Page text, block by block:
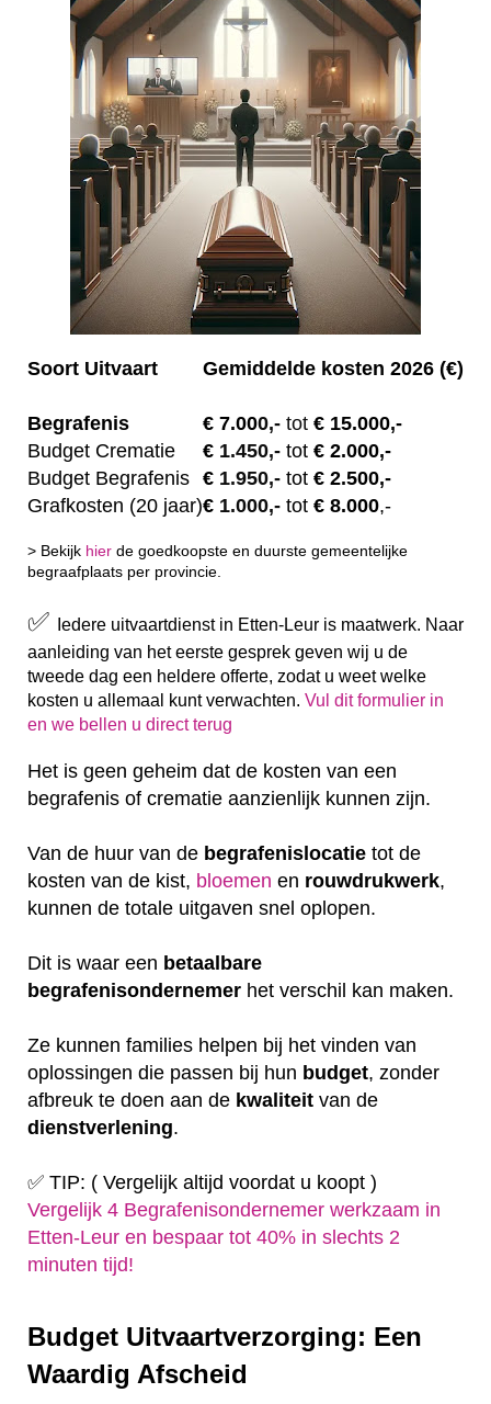
Soort Uitvaart Gemiddelde kosten 2026 (€)
Begrafenis € 7.000,- tot € 15.000,-
Budget Crematie
€ 1.450,- tot € 2.000,-
Budget Begrafenis € 1.950,- tot € 2.500,-
Grafkosten (20 jaar)€ 1.000,- tot € 8.000,-
> Bekijk hier de goedkoopste en duurste gemeentelijke
begraafplaats per provincie.
✅
Iedere uitvaartdienst in Etten-Leur is maatwerk. Naar
aanleiding van het eerste gesprek geven wij u de
tweede dag een heldere offerte, zodat u weet welke
kosten u allemaal kunt verwachten. Vul dit formulier in
en we bellen u direct terug
Het is geen geheim dat de kosten van een
begrafenis of crematie aanzienlijk kunnen zijn.
Van de huur van de begrafenislocatie tot de
kosten van de kist, bloemen en rouwdrukwerk,
kunnen de totale uitgaven snel oplopen.
Dit is waar een betaalbare
begrafenisondernemer het verschil kan maken.
Ze kunnen families helpen bij het vinden van
oplossingen die passen bij hun budget, zonder
afbreuk te doen aan de kwaliteit van de
dienstverlening.
✅ TIP: ( Vergelijk altijd voordat u koopt )
Vergelijk 4 Begrafenisondernemer werkzaam in
Etten-Leur en bespaar tot 40% in slechts 2
minuten tijd!
Budget Uitvaartverzorging: Een
Waardig Afscheid